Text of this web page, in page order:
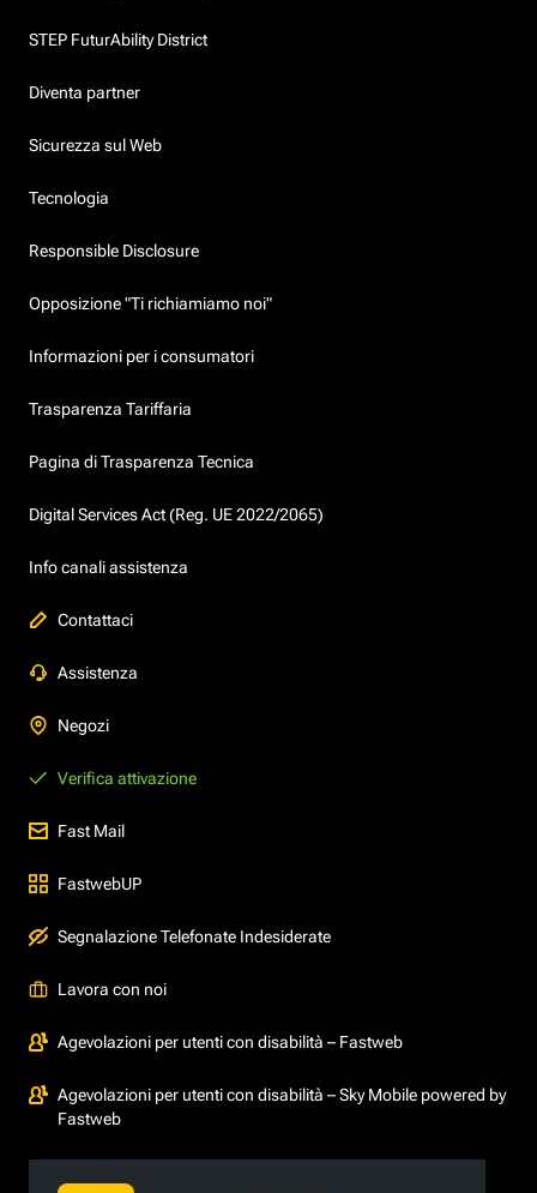
STEP FuturAbility District
Diventa partner
Sicurezza sul Web
Tecnologia
Responsible Disclosure
Opposizione "Ti richiamiamo noi"
Informazioni per i consumatori
Trasparenza Tariffaria
Pagina di Trasparenza Tecnica
Digital Services Act (Reg. UE 2022/2065)
Info canali assistenza
Contattaci
Assistenza
Negozi
Verifica attivazione
Fast Mail
FastwebUP
Segnalazione Telefonate Indesiderate
Lavora con noi
Agevolazioni per utenti con disabilità – Fastweb
Agevolazioni per utenti con disabilità – Sky Mobile powered by
Fastweb